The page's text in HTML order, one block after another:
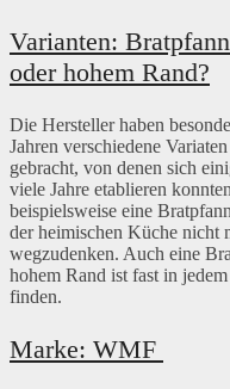
Varianten:
oder hohem Rand?
Die Hersteller haben
Jahren verschiedene
gebracht, von denen sich
viele Jahre etablieren
beispielsweise eine
der heimischen Küche nicht
wegzudenken. Auch eine
hohem Rand ist fast in
finden.
Marke: WMF